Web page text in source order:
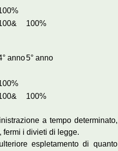
100%
anno5° anno
100%
a tempo determinato,
fermi i divieti di legge.
espletamento di quanto